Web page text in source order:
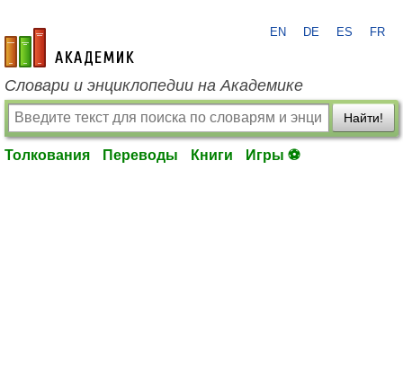
academic.ru
EN DE ES FR
Словари и энциклопедии на Академике
Найти!
Толкования Переводы Книги Игры ⚽